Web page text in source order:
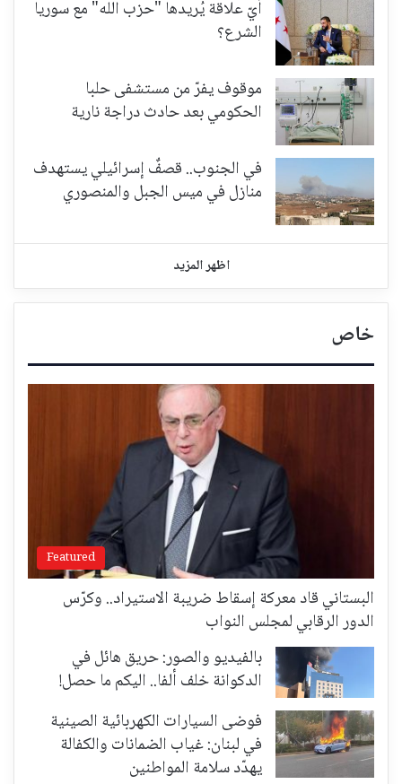
أيّ علاقة يُريدها "حزب الله" مع سوريا
الشرع؟
موقوف يفرّ من مستشفى حلبا
الحكومي بعد حادث دراجة نارية
في الجنوب.. قصفٌ إسرائيلي يستهدف
منازل في ميس الجبل والمنصوري
اظهر المزيد
خاص
Featured
البستاني قاد معركة إسقاط ضريبة الاستيراد.. وكرّس
الدور الرقابي لمجلس النواب
بالفيديو والصور: حريق هائل في
الدكوانة خلف ألفا.. اليكم ما حصل!
فوضى السيارات الكهربائية الصينية
في لبنان: غياب الضمانات والكفالة
يهدّد سلامة المواطنين